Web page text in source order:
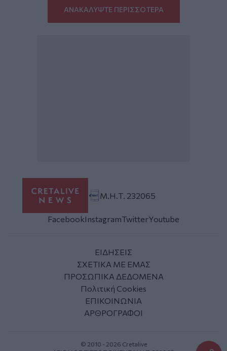
ΑΝΑΚΑΛΥΨΤΕ ΠΕΡΙΣΣΟΤΕΡΑ
Μ.Η.Τ. 232065
FacebookInstagramTwitterYoutube
ΕΙΔΗΣΕΙΣ
ΣΧΕΤΙΚΑ ΜΕ ΕΜΑΣ
ΠΡΟΣΩΠΙΚΑ ΔΕΔΟΜΕΝΑ
Πολιτική Cookies
ΕΠΙΚΟΙΝΩΝΙΑ
ΑΡΘΡΟΓΡΑΦΟΙ
© 2010 - 2026 Cretalive